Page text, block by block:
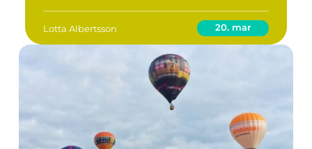
Lotta Albertsson 20. mar